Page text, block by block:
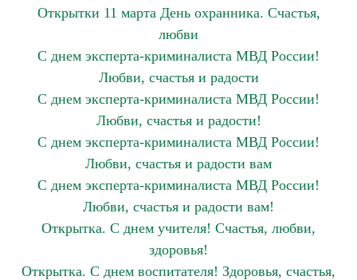
Открытки 11 марта День охранника. Счастья,
любви
С днем эксперта-криминалиста МВД России!
Любви, счастья и радости
С днем эксперта-криминалиста МВД России!
Любви, счастья и радости!
С днем эксперта-криминалиста МВД России!
Любви, счастья и радости вам
С днем эксперта-криминалиста МВД России!
Любви, счастья и радости вам!
Открытка. С днем учителя! Счастья, любви,
здоровья!
Открытка. С днем воспитателя! Здоровья, счастья,